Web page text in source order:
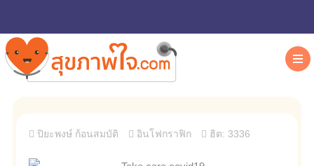
ปิยะพงษ์ ก้อนสมบัติ อินโฟกราฟิก ฮิต: 3336